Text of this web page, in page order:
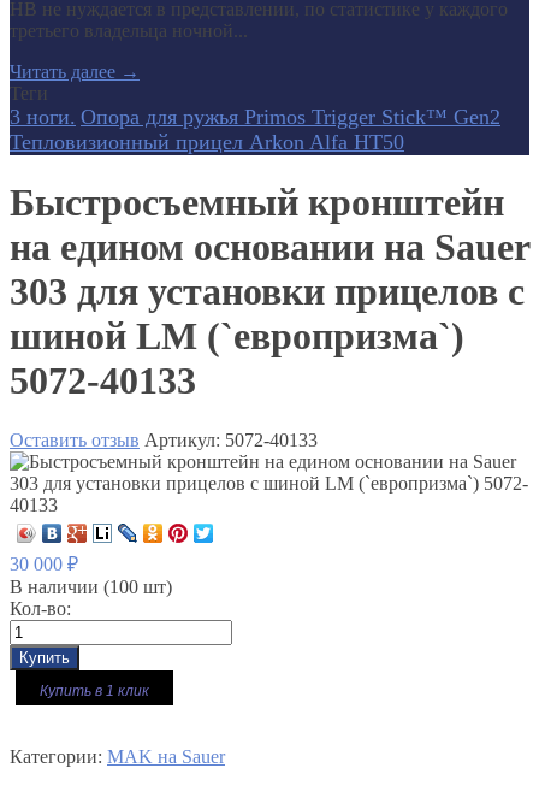
НВ не нуждается в представлении, по статистике у каждого
третьего владельца ночной...
Читать далее →
Теги
3 ноги. Опора для ружья Primos Trigger Stick™ Gen2
Тепловизионный прицел Arkon Alfa HT50
Быстросъемный кронштейн
на едином основании на Sauer
303 для установки прицелов с
шиной LM (`европризма`)
5072-40133
Оставить отзыв Артикул: 5072-40133
30 000 ₽
В наличии (100 шт)
Кол-во:
Купить в 1 клик
Категории: MAK на Sauer